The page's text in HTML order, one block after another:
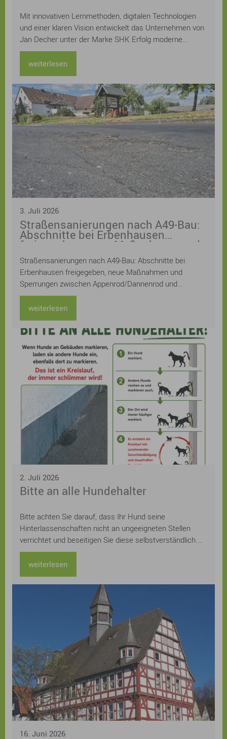
Mit innovativen Lernmethoden, digitalen Technologien
und einer klaren Vision entwickelt das Unternehmen von
Jan Decher unter der Marke SHK Erfolg moderne
Prüfungsvorbereitungen für das Sanitär-, Heizungs- und
Klimahandwerk. Bereits über 12.000 Auszubildende aus
ganz Deutschland wurden auf ihrem Weg zur Prüfung
unterstützt.
weiterlesen
3. Juli 2026
Straßensanierungen nach A49-Bau:
Abschnitte bei Erbenhausen
freigegeben, neue Maßnahmen und
Sperrungen zwischen
Appenrod/Dannenrod und Maulbach
Straßensanierungen nach A49-Bau: Abschnitte bei
Erbenhausen freigegeben, neue Maßnahmen und
Sperrungen zwischen Appenrod/Dannenrod und
Maulbach
weiterlesen
2. Juli 2026
Bitte an alle Hundehalter
Bitte achten Sie darauf, dass Ihr Hund seine
Hinterlassenschaften nicht an ungeeigneten Stellen
verrichtet und beseitigen Sie diese selbstverständlich.
Mit einem verantwortungsvollen Verhalten leisten Sie
einen wichtigen Beitrag zu einem sauberen und
angenehmen Ortsbild – zum Wohl aller.
weiterlesen
16. Juni 2026